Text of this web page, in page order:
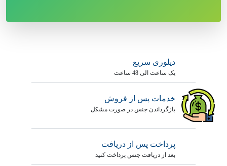
دیلوری سریع
یک ساعت الی 48 ساعت
خدمات پس از فروش
بازگرداندن جنس در صورت مشکل
پرداخت پس از دریافت
بعد از دریافت جنس پرداخت کنید